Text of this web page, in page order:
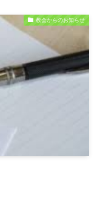
教会からのお知らせ